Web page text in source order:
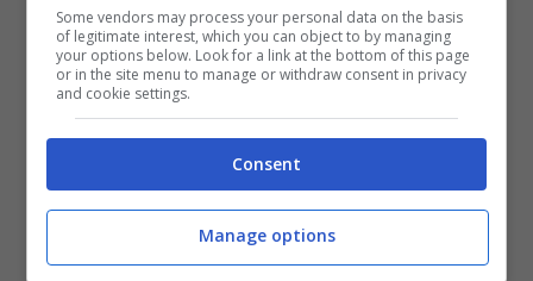
[Alexandra Stan:]
Oh no
Milione milione
Powered by NuoveCanzoni.com
Some vendors may process your personal data on the basis
of legitimate interest, which you can object to by managing
your options below. Look for a link at the bottom of this page
or in the site menu to manage or withdraw consent in privacy
and cookie settings.
Consent
Manage options